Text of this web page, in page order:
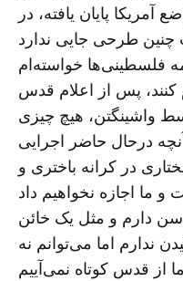
پایان یافته، در
فلسطینی‌ها خواسته‌ام
کنند، پس از اعلام قدس
واشینگتن، هیچ چیزی
درحال حاضر اجرایی
در کرانه باختری و
من ۸۳ سال سن دارم و مثل یک خائن
ندارم اما می‌توانم نه